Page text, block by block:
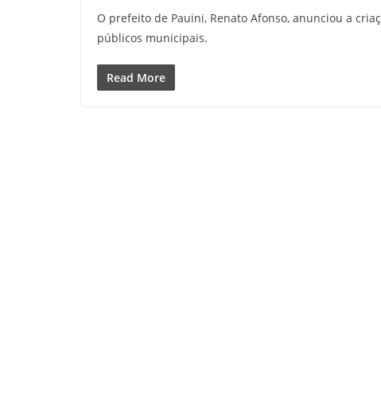
O prefeito de Pauini, Renato Afonso, anunciou a
públicos municipais.
Read More